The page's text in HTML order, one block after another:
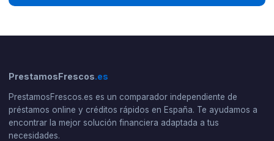
PrestamosFrescos.es
PrestamosFrescos.es es un comparador independiente de
préstamos online y créditos rápidos en España. Te ayudamos a
encontrar la mejor solución financiera adaptada a tus
necesidades.